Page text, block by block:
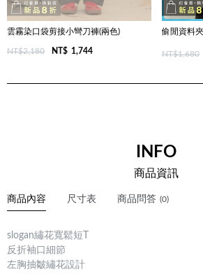
雲霧染口袋剪接小彎刀褲(兩色)
NT$2,180 NT$ 1,744
偷閒資料
NT$1,680
INFO
商品資訊
商品內容 尺寸表 商品問答 (0)
slogan繡花寬鬆短T
反折袖口細節
左胸抽皺繡花設計